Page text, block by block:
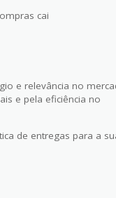
cai
e relevância no
e pela eficiência no
de entregas para a